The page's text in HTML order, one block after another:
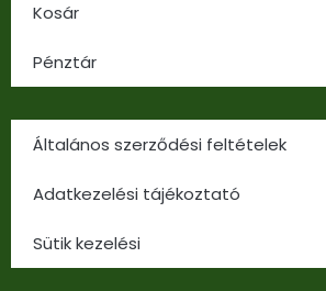
Kosár
Pénztár
Általános szerződési feltételek
Adatkezelési tájékoztató
Sütik kezelési